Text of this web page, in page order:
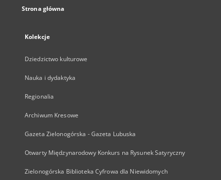
Strona główna
Kolekcje
Dziedzictwo kulturowe
Nauka i dydaktyka
Regionalia
Archiwum Kresowe
Gazeta Zielonogórska - Gazeta Lubuska
Otwarty Międzynarodowy Konkurs na Rysunek Satyryczny
Zielonogórska Biblioteka Cyfrowa dla Niewidomych